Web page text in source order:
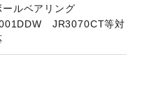
ールベアリング
JR3070CT等対